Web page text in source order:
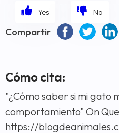
Compartir
Cómo cita:
"¿Cómo saber si mi gato
comportamiento" On
https://